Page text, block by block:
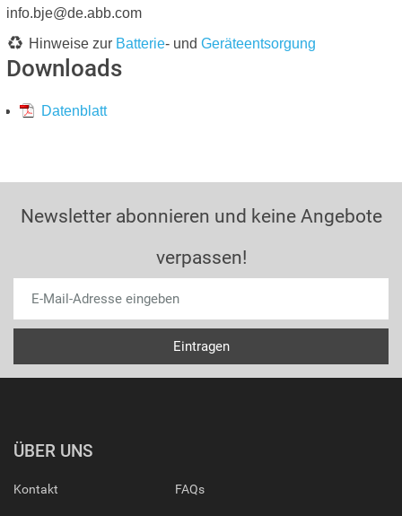
info.bje@de.abb.com
Hinweise zur Batterie- und Geräteentsorgung
Downloads
Datenblatt
Newsletter abonnieren und keine Angebote
verpassen!
ÜBER UNS
Kontakt FAQs